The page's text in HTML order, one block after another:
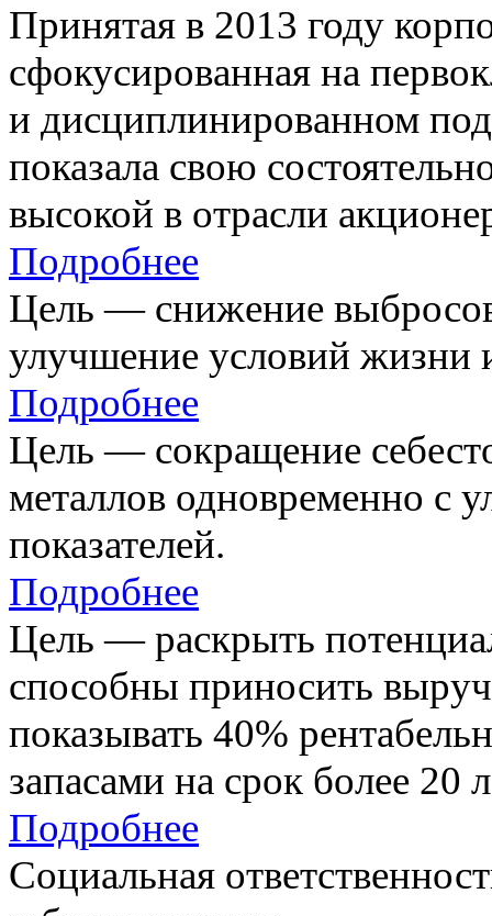
Принятая в 2013 году
сфокусированная на
и дисциплинированном
показала свою
высокой в отрасли
Подробнее
Цель — снижение
улучшение условий жизни
Подробнее
Цель — сокращение
металлов одновременно с
показателей.
Подробнее
Цель — раскрыть
способны приносить
показывать 40%
запасами на срок более 20
Подробнее
Социальная